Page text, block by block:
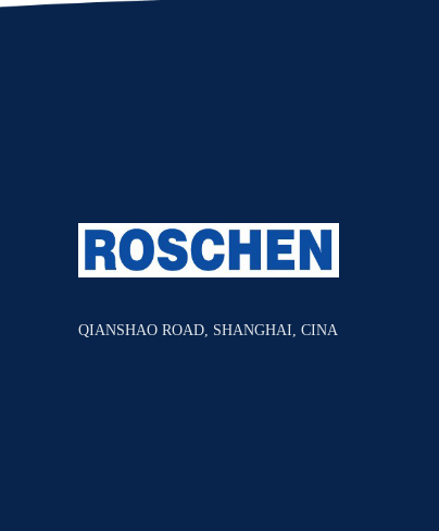
QIANSHAO ROAD, SHANGHAI, CINA